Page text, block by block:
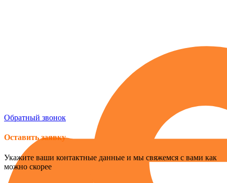
Обратный звонок
Оставить заявку
Укажите ваши контактные данные и мы свяжемся с вами как
можно скорее